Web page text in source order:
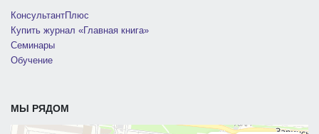
КонсультантПлюс
Купить журнал «Главная книга»
Семинары
Обучение
МЫ РЯДОМ